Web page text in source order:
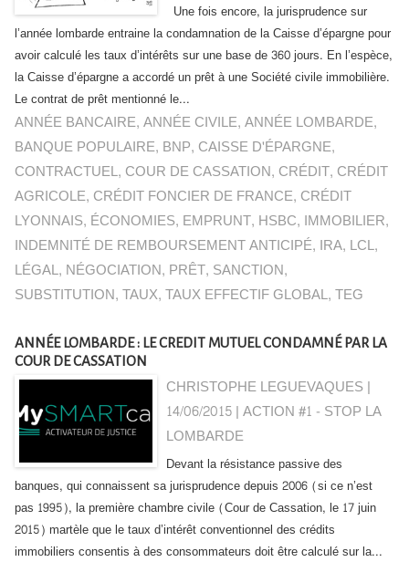
Une fois encore, la jurisprudence sur
l’année lombarde entraine la condamnation de la Caisse d’épargne pour
avoir calculé les taux d’intérêts sur une base de 360 jours. En l’espèce,
la Caisse d’épargne a accordé un prêt à une Société civile immobilière.
Le contrat de prêt mentionné le...
ANNÉE BANCAIRE,ANNÉE CIVILE,ANNÉE LOMBARDE,
BANQUE POPULAIRE, BNP, CAISSE D'ÉPARGNE,
CONTRACTUEL, COUR DE CASSATION, CRÉDIT, CRÉDIT
AGRICOLE, CRÉDIT FONCIER DE FRANCE, CRÉDIT
LYONNAIS, ÉCONOMIES, EMPRUNT, HSBC, IMMOBILIER,
INDEMNITÉ DE REMBOURSEMENT ANTICIPÉ, IRA, LCL,
LÉGAL, NÉGOCIATION, PRÊT, SANCTION,
SUBSTITUTION,TAUX,TAUX EFFECTIF GLOBAL,TEG
ANNÉE LOMBARDE : LE CREDIT MUTUEL CONDAMNÉ PAR LA
COUR DE CASSATION
CHRISTOPHE LEGUEVAQUES |
14/06/2015|ACTION #1 - STOP LA
LOMBARDE
Devant la résistance passive des
banques, qui connaissent sa jurisprudence depuis 2006 (si ce n’est
pas 1995), la première chambre civile (Cour de Cassation, le 17 juin
2015) martèle que le taux d’intérêt conventionnel des crédits
immobiliers consentis à des consommateurs doit être calculé sur la...